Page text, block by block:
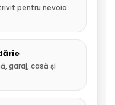
pentru nevoia
garaj, casă și